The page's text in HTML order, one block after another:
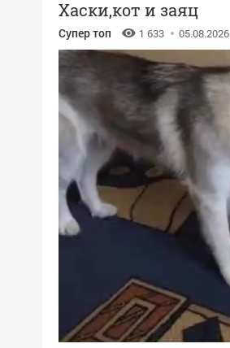
Хаски,кот и заяц
Супер топ 1 633 05.08.2026